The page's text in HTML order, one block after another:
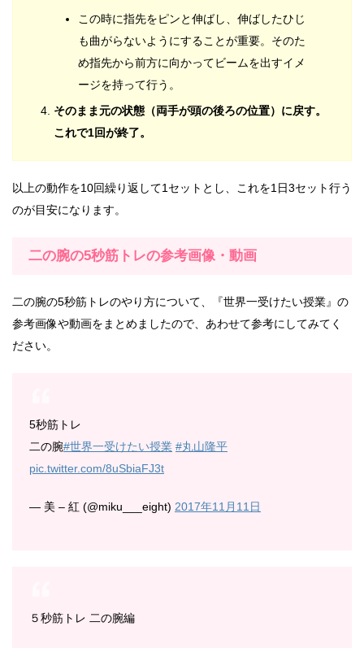
この時に指先をピンと伸ばし、伸ばしたひじ
も曲がらないようにすることが重要。そのた
め指先から前方に向かってビームを出すイメ
ージを持って行う。
そのまま元の状態（両手が頭の後ろの位置）に戻す。
これで1回が終了。
以上の動作を10回繰り返して1セットとし、これを1日3セット行う
のが目安になります。
二の腕の5秒筋トレの参考画像・動画
二の腕の5秒筋トレのやり方について、『世界一受けたい授業』の
参考画像や動画をまとめましたので、あわせて参考にしてみてく
ださい。
5秒筋トレ
二の腕#世界一受けたい授業 #丸山隆平
pic.twitter.com/8uSbiaFJ3t
— 美 – 紅 (@miku___eight) 2017年11月11日
５秒筋トレ 二の腕編